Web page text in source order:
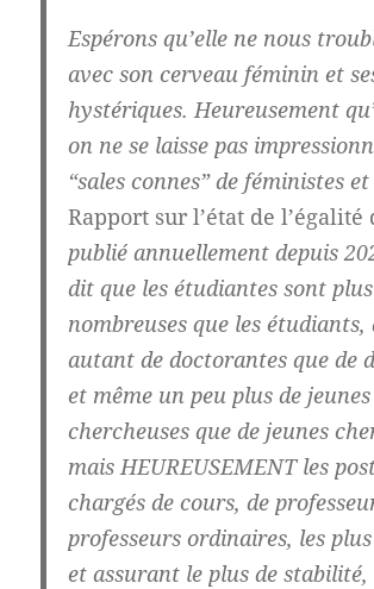
Espérons qu’elle ne nous
avec son cerveau féminin et
hystériques. Heureusement
on ne se laisse pas
“sales connes” de féministes
Rapport sur l’état de l’égalité
publié annuellement depuis
dit que les étudiantes sont plus
nombreuses que les étudiants,
autant de doctorantes que de
et même un peu plus de jeunes
chercheuses que de jeunes
mais HEUREUSEMENT les
chargés de cours, de
professeurs ordinaires, les
et assurant le plus de stabilité,